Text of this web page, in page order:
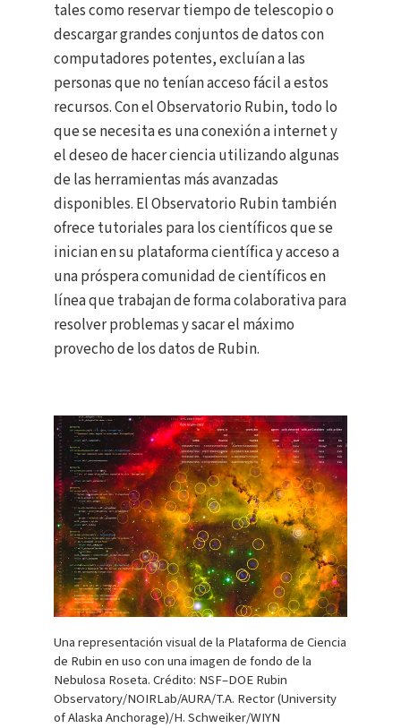
tales como reservar tiempo de telescopio o
descargar grandes conjuntos de datos con
computadores potentes, excluían a las
personas que no tenían acceso fácil a estos
recursos. Con el Observatorio Rubin, todo lo
que se necesita es una conexión a internet y
el deseo de hacer ciencia utilizando algunas
de las herramientas más avanzadas
disponibles. El Observatorio Rubin también
ofrece tutoriales para los científicos que se
inician en su plataforma científica y acceso a
una próspera comunidad de científicos en
línea que trabajan de forma colaborativa para
resolver problemas y sacar el máximo
provecho de los datos de Rubin.
Una representación visual de la Plataforma de Ciencia
de Rubin en uso con una imagen de fondo de la
Nebulosa Roseta. Crédito: NSF–DOE Rubin
Observatory/NOIRLab/AURA/T.A. Rector (University
of Alaska Anchorage)/H. Schweiker/WIYN